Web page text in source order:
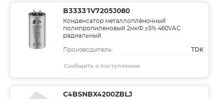
B33331V7205J080
Конденсатор металлоплёночный
полипропиленовый 2мкФ ±5% 460VAС
радиальный
Производитель: TDK
Сообщить о поступлении
C4BSNBX4200ZBLJ